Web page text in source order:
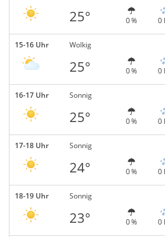
25° 0 % 0
15-16 Uhr Wolkig
25° 0 % 0
16-17 Uhr Sonnig
25° 0 % 0
17-18 Uhr Sonnig
24° 0 % 0
18-19 Uhr Sonnig
23° 0 % 0